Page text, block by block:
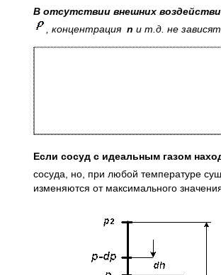
В отсутствии внешних
, концентрация n и т.д. не
Если сосуд с идеальным газом
сосуда, но, при любой температуре
изменяются от максимального